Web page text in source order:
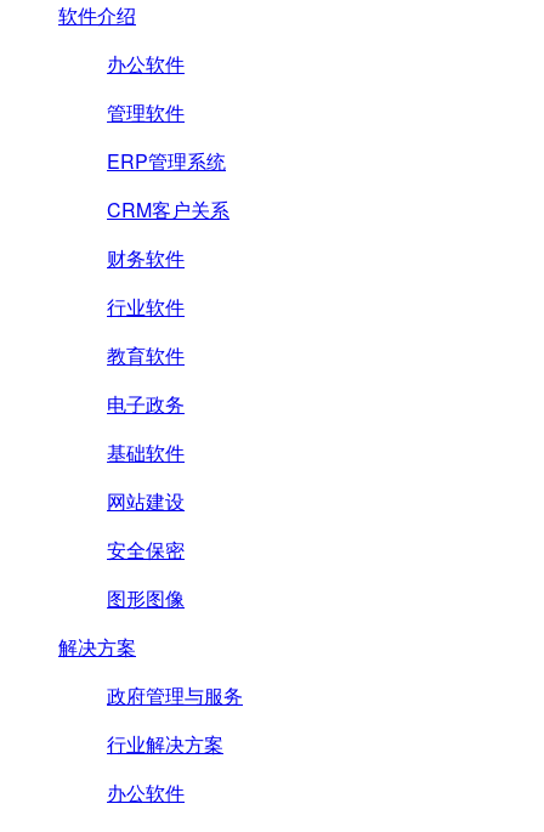
软件介绍
办公软件
管理软件
ERP管理系统
CRM客户关系
财务软件
行业软件
教育软件
电子政务
基础软件
网站建设
安全保密
图形图像
解决方案
政府管理与服务
行业解决方案
办公软件